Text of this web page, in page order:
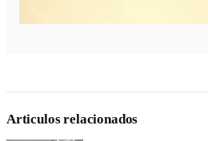
Articulos relacionados